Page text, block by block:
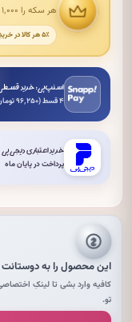
هر سکه را ۱٬۰۰۰
۵٪ هر کالا در خریدِ نقدی
اسنپ‌پی: خرید
۴ قسط (۹۶٬۲۵۰ تومان)
خرید اعتباری دیجی‌پی
پرداخت در پایان ماه
این محصول را به
کافیه وارد بشی تا لینکِ
تو.